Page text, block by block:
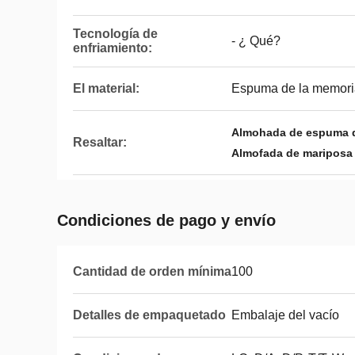
Tecnología de
enfriamiento:
- ¿ Qué?
El material: Espuma de la
Resaltar:
Almohada de espuma
Almofada de
Condiciones de pago y envío
Cantidad de orden mínima100
Detalles de empaquetado Embalaje del vacío